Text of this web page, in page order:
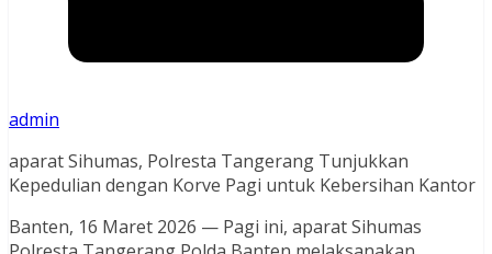
admin
aparat Sihumas, Polresta Tangerang Tunjukkan
Kepedulian dengan Korve Pagi untuk Kebersihan Kantor
Banten, 16 Maret 2026 — Pagi ini, aparat Sihumas